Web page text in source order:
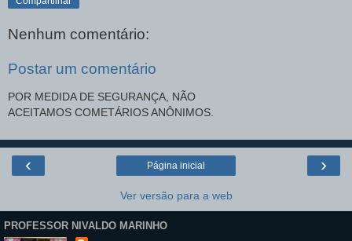
Nenhum comentário:
Postar um comentário
POR MEDIDA DE SEGURANÇA, NÃO
ACEITAMOS COMETÁRIOS ANÔNIMOS.
‹ ›
Página inicial
Ver versão para a web
PROFESSOR NIVALDO MARINHO